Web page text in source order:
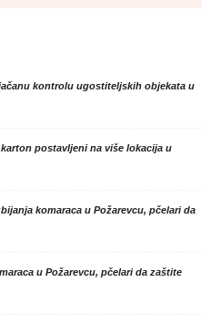
kontrolu ugostiteljskih objekata u
postavljeni na više lokacija u
komaraca u Požarevcu, pčelari da
u Požarevcu, pčelari da zaštite